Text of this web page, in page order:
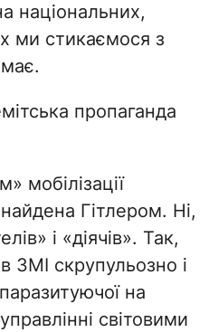
національних,
ми стикаємося з
пропаганда
мобілізації
Гітлером. Ні,
і «діячів». Так,
ЗМІ скрупульозно і
на
світовими